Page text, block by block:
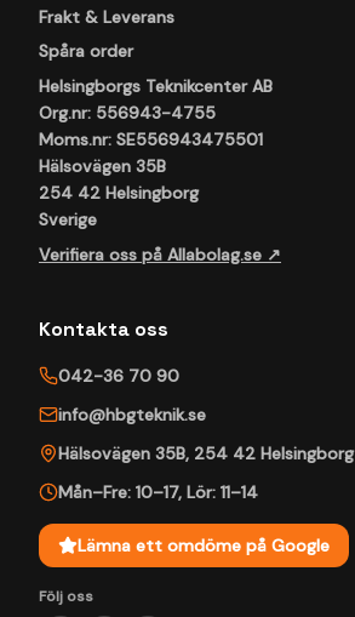
Frakt & Leverans
Spåra order
Helsingborgs Teknikcenter AB
Org.nr: 556943-4755
Moms.nr: SE556943475501
Hälsovägen 35B
254 42 Helsingborg
Sverige
Verifiera oss på Allabolag.se ↗
Kontakta oss
042-36 70 90
info@hbgteknik.se
Hälsovägen 35B, 254 42 Helsingborg
Mån–Fre: 10–17, Lör: 11–14
Lämna ett omdöme på Google
Följ oss